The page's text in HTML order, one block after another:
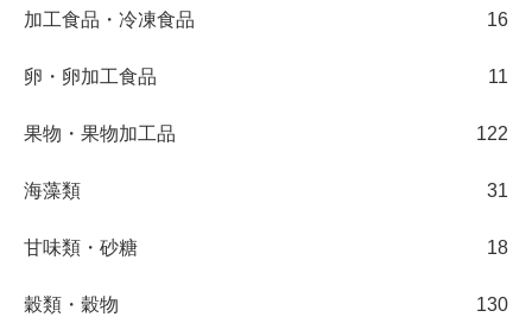
加工食品・冷凍食品 16
卵・卵加工食品 11
果物・果物加工品 122
海藻類 31
甘味類・砂糖 18
穀類・穀物 130